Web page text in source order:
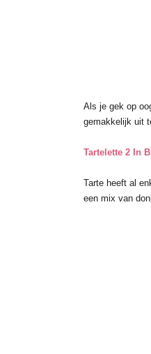
Als je gek op
gemakkelijk uit
Tartelette 2 In
Tarte heeft al
een mix van